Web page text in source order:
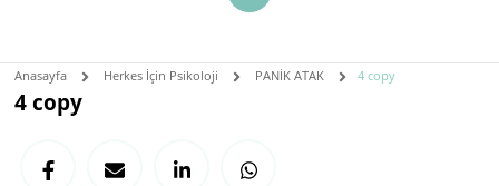
Anasayfa Herkes İçin Psikoloji PANİK ATAK 4 copy
4 copy